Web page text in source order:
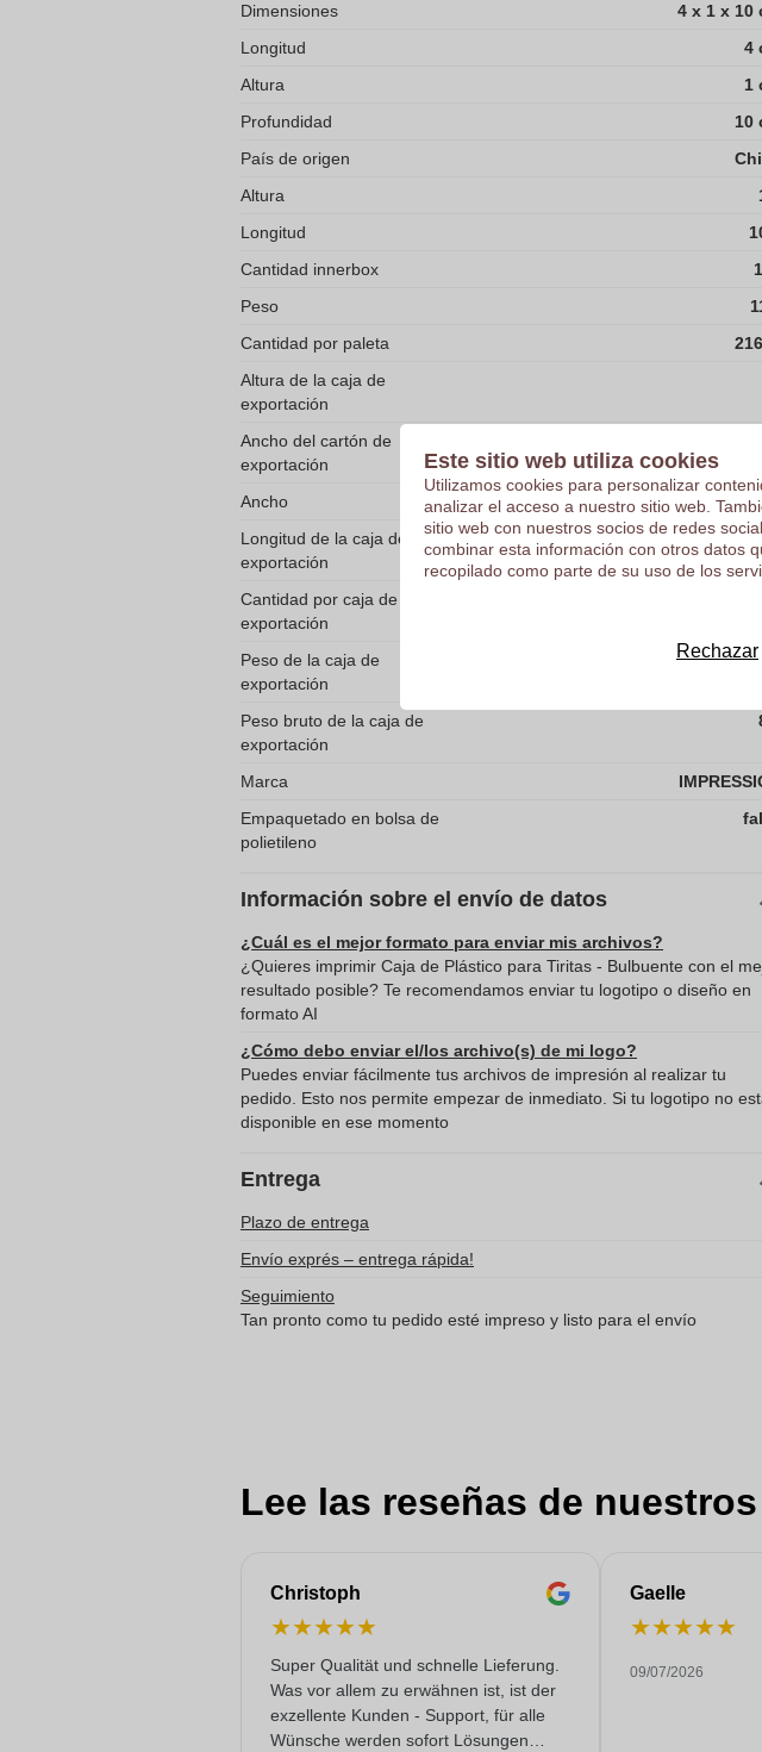
Dimensiones
4 x 1 x 10
Longitud
4
Altura
1
Profundidad
10
País de origen
Altura
Longitud
Cantidad innerbox
Peso
Cantidad por paleta
Altura de la caja de
exportación
Ancho del cartón de
exportación
Ancho
Longitud de la caja de
exportación
Cantidad por caja de
exportación
Peso de la caja de
exportación
Peso bruto de la caja de
exportación
Marca
Empaquetado en bolsa de
polietileno
Información sobre el envío de datos
¿Cuál es el mejor formato para enviar mis archivos?
¿Quieres imprimir Caja de Plástico para Tiritas - Bulbuente con el
resultado posible? Te recomendamos enviar tu logotipo o diseño en
formato AI
¿Cómo debo enviar el/los archivo(s) de mi logo?
Puedes enviar fácilmente tus archivos de impresión al realizar tu
pedido. Esto nos permite empezar de inmediato. Si tu logotipo no
disponible en ese momento
Entrega
Plazo de entrega
Envío exprés – entrega rápida!
Seguimiento
Tan pronto como tu pedido esté impreso y listo para el envío
Lee las reseñas de
Christoph
★★★★★
Super Qualität und schnelle Lieferung.
Was vor allem zu erwähnen ist, ist der
exzellente Kunden - Support, für alle
Wünsche werden sofort Lösungen
Gaelle
★★★★★
09/07/2026
Este sitio web utiliza cookies
Utilizamos cookies para personalizar
analizar el acceso a nuestro sitio web.
sitio web con nuestros socios de redes
combinar esta información con otros datos
recopilado como parte de su uso de los
Rechazar